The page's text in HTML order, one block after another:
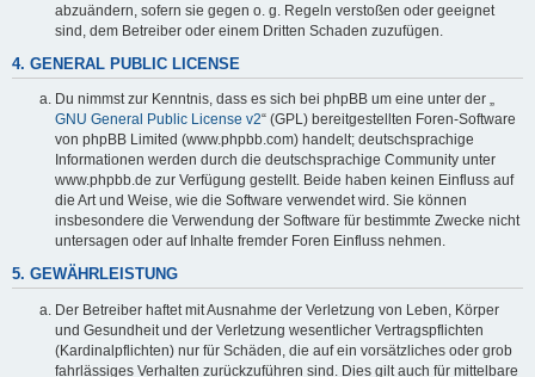
abzuändern, sofern sie gegen o. g. Regeln verstoßen oder geeignet
sind, dem Betreiber oder einem Dritten Schaden zuzufügen.
4. GENERAL PUBLIC LICENSE
Du nimmst zur Kenntnis, dass es sich bei phpBB um eine unter der „
GNU General Public License v2“ (GPL) bereitgestellten Foren-Software
von phpBB Limited (www.phpbb.com) handelt; deutschsprachige
Informationen werden durch die deutschsprachige Community unter
www.phpbb.de zur Verfügung gestellt. Beide haben keinen Einfluss auf
die Art und Weise, wie die Software verwendet wird. Sie können
insbesondere die Verwendung der Software für bestimmte Zwecke nicht
untersagen oder auf Inhalte fremder Foren Einfluss nehmen.
5. GEWÄHRLEISTUNG
Der Betreiber haftet mit Ausnahme der Verletzung von Leben, Körper
und Gesundheit und der Verletzung wesentlicher Vertragspflichten
(Kardinalpflichten) nur für Schäden, die auf ein vorsätzliches oder grob
fahrlässiges Verhalten zurückzuführen sind. Dies gilt auch für mittelbare